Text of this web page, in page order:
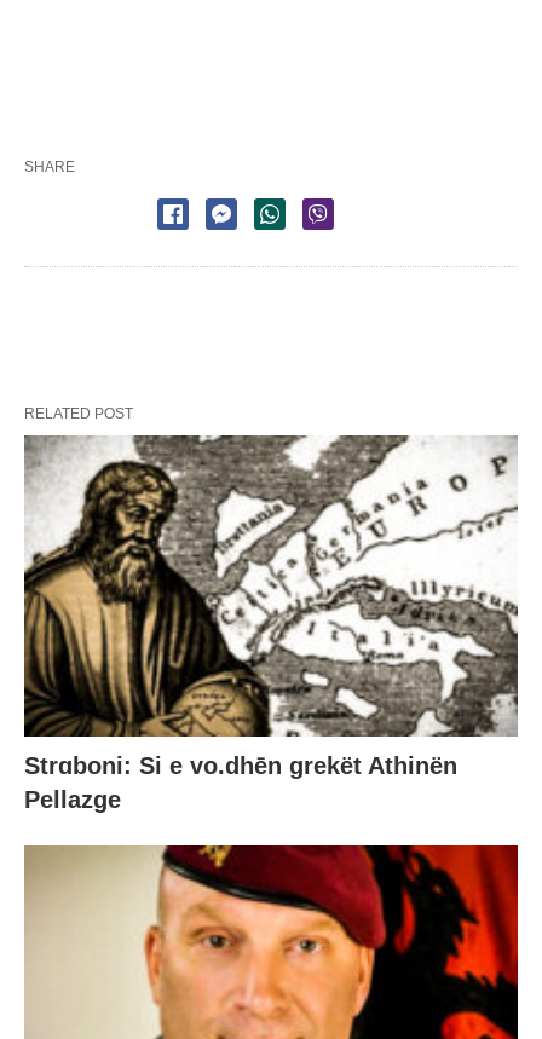
SHARE
RELATED POST
Strɑboni: Si e vo.dhēn grekët Athinën
Pellazge